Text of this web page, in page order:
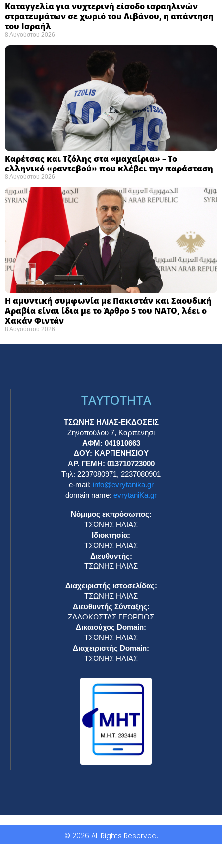
Καταγγελία για νυχτερινή είσοδο ισραηλινών
στρατευμάτων σε χωριό του Λιβάνου, η απάντηση
του Ισραήλ
8 Αυγούστου 2026
Καρέτσας και Τζόλης στα «μαχαίρια» – Το
ελληνικό «ραντεβού» που κλέβει την παράσταση
8 Αυγούστου 2026
Η αμυντική συμφωνία με Πακιστάν και Σαουδική
Αραβία είναι ίδια με το Άρθρο 5 του ΝΑΤΟ, λέει ο
Χακάν Φιντάν
8 Αυγούστου 2026
TAYTOTHTA
ΤΣΩΝΗΣ ΗΛΙΑΣ-ΕΚΔΟΣΕΙΣ
Ζηνοπούλου 7, Καρπενήσι
ΑΦΜ: 041910663
ΔΟΥ: ΚΑΡΠΕΝΗΣΙΟΥ
ΑΡ. ΓΕΜΗ: 013710723000
Τηλ: 2237080971, 2237080901
e-mail: info@evrytanika.gr
domain name: evrytaniKa.gr
Νόμιμος εκπρόσωπος:
ΤΣΩΝΗΣ ΗΛΙΑΣ
Ιδιοκτησία:
ΤΣΩΝΗΣ ΗΛΙΑΣ
Διευθυντής:
ΤΣΩΝΗΣ ΗΛΙΑΣ
Διαχειριστής ιστοσελίδας:
ΤΣΩΝΗΣ ΗΛΙΑΣ
Διευθυντής Σύνταξης:
ΖΑΛΟΚΩΣΤΑΣ ΓΕΩΡΓΙΟΣ
Δικαιούχος Domain:
ΤΣΩΝΗΣ ΗΛΙΑΣ
Διαχειριστής Domain:
ΤΣΩΝΗΣ ΗΛΙΑΣ
© 2026 All Rights Reserved.